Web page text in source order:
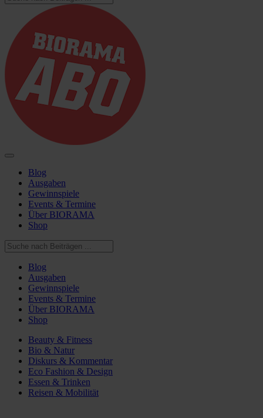
Blog
Ausgaben
Gewinnspiele
Events & Termine
Über BIORAMA
Shop
Blog
Ausgaben
Gewinnspiele
Events & Termine
Über BIORAMA
Shop
Beauty & Fitness
Bio & Natur
Diskurs & Kommentar
Eco Fashion & Design
Essen & Trinken
Reisen & Mobilität